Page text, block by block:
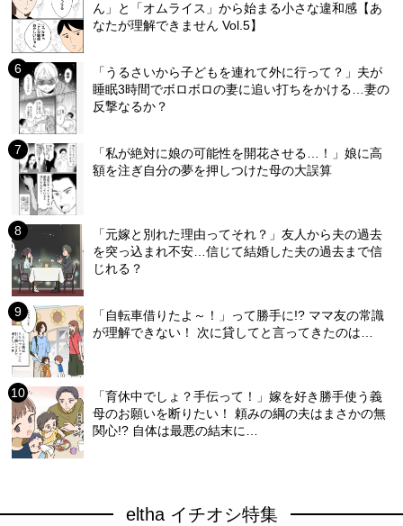
ん」と「オムライス」から始まる小さな違和感【あ
なたが理解できません Vol.5】
「うるさいから子どもを連れて外に行って？」夫が
睡眠3時間でボロボロの妻に追い打ちをかける…妻の
反撃なるか？
「私が絶対に娘の可能性を開花させる…！」娘に高
額を注ぎ自分の夢を押しつけた母の大誤算
「元嫁と別れた理由ってそれ？」友人から夫の過去
を突っ込まれ不安…信じて結婚した夫の過去まで信
じれる？
「自転車借りたよ～！」って勝手に!? ママ友の常識
が理解できない！ 次に貸してと言ってきたのは…
「育休中でしょ？手伝って！」嫁を好き勝手使う義
母のお願いを断りたい！ 頼みの綱の夫はまさかの無
関心!? 自体は最悪の結末に…
eltha イチオシ特集